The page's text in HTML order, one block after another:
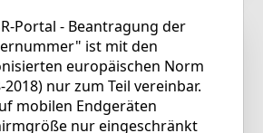
Portal - Beantragung der
ist mit den
europäischen Norm
2018) nur zum Teil vereinbar.
mobilen Endgeräten
nur eingeschränkt